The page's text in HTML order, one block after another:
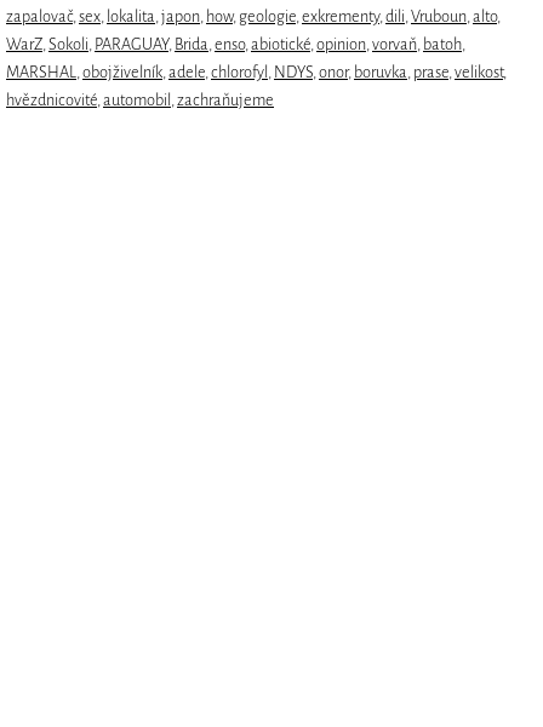
zapalovač,sex, lokalita,japon, how, geologie,exkrementy,dili,Vruboun,alto,
WarZ,Sokoli, PARAGUAY, Brida,enso,abiotické,opinion,vorvaň, batoh,
MARSHAL,obojživelník,adele,chlorofyl , NDYS,onor, boruvka, prase,velikost,
hvězdnicovité,automobil ,zachraňujeme